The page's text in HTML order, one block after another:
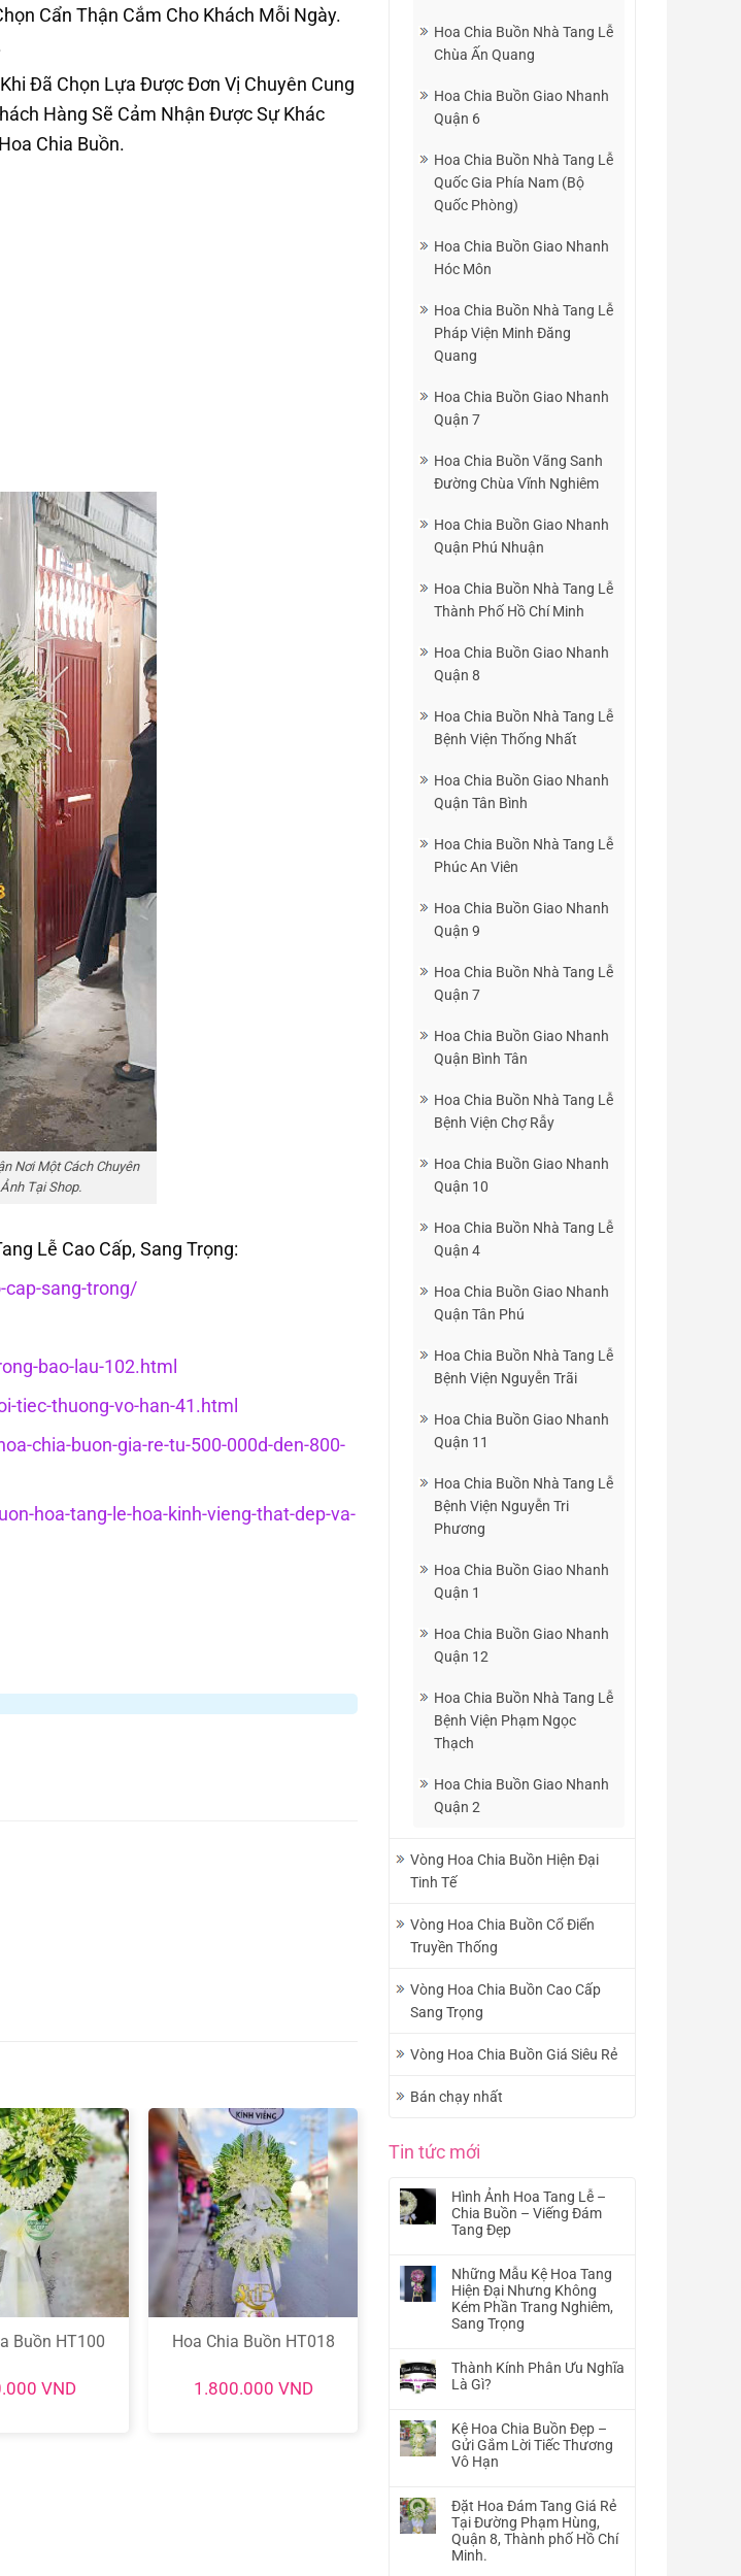
Hoa Chia Buồn Nhà Tang Lễ
Chùa Ấn Quang
Hoa Chia Buồn Giao Nhanh
Quận 6
Hoa Chia Buồn Nhà Tang Lễ
Quốc Gia Phía Nam (Bộ
Quốc Phòng)
Hoa Chia Buồn Giao Nhanh
Hóc Môn
Hoa Chia Buồn Nhà Tang Lễ
Pháp Viện Minh Đăng
Quang
Hoa Chia Buồn Giao Nhanh
Quận 7
Hoa Chia Buồn Vãng Sanh
Đường Chùa Vĩnh Nghiêm
Hoa Chia Buồn Giao Nhanh
Quận Phú Nhuận
Hoa Chia Buồn Nhà Tang Lễ
Thành Phố Hồ Chí Minh
Hoa Chia Buồn Giao Nhanh
Quận 8
Hoa Chia Buồn Nhà Tang Lễ
Bệnh Viện Thống Nhất
Hoa Chia Buồn Giao Nhanh
Quận Tân Bình
Hoa Chia Buồn Nhà Tang Lễ
Phúc An Viên
Hoa Chia Buồn Giao Nhanh
Quận 9
Hoa Chia Buồn Nhà Tang Lễ
Quận 7
Hoa Chia Buồn Giao Nhanh
Quận Bình Tân
Hoa Chia Buồn Nhà Tang Lễ
Bệnh Viện Chợ Rẫy
Hoa Chia Buồn Giao Nhanh
Quận 10
Hoa Chia Buồn Nhà Tang Lễ
Quận 4
Hoa Chia Buồn Giao Nhanh
Quận Tân Phú
Hoa Chia Buồn Nhà Tang Lễ
Bệnh Viện Nguyễn Trãi
Hoa Chia Buồn Giao Nhanh
Quận 11
Hoa Chia Buồn Nhà Tang Lễ
Bệnh Viện Nguyễn Tri
Phương
Hoa Chia Buồn Giao Nhanh
Quận 1
Hoa Chia Buồn Giao Nhanh
Quận 12
Hoa Chia Buồn Nhà Tang Lễ
Bệnh Viện Phạm Ngọc
Thạch
Hoa Chia Buồn Giao Nhanh
Quận 2
Vòng Hoa Chia Buồn Hiện Đại
Tinh Tế
Vòng Hoa Chia Buồn Cổ Điển
Truyền Thống
Vòng Hoa Chia Buồn Cao Cấp
Sang Trọng
Vòng Hoa Chia Buồn Giá Siêu Rẻ
Bán chạy nhất
Tin tức mới
Hình Ảnh Hoa Tang Lễ –
Chia Buồn – Viếng Đám
Tang Đẹp
có
bình
luận
ở
Hình
Hoa
Tang
Chia
Buồn
–
Đám
Tang
Đẹp
Những Mẫu Kệ Hoa Tang
Hiện Đại Nhưng Không
Kém Phần Trang Nghiêm,
Sang Trọng
có
bình
luận
Những
Mẫu
Kệ
Hiện
Đại
Nhưng
Không
Thành Kính Phân Ưu Nghĩa
Là Gì?
có
bình
luận
ở
Kính
Phân
Ưu
Nghĩa
Kệ Hoa Chia Buồn Đẹp –
Gửi Gắm Lời Tiếc Thương
Vô Hạn
có
bình
luận
ở
Kệ
Đặt Hoa Đám Tang Giá Rẻ
Tại Đường Phạm Hùng,
Quận 8, Thành phố Hồ Chí
Minh.
Cẩn Thận Cắm Cho Khách Mỗi Ngày.
Đã Chọn Lựa Được Đơn Vị Chuyên Cung
Hàng Sẽ Cảm Nhận Được Sự Khác
Chia Buồn.
Nơi Một Cách Chuyên
Tại Shop.
Lễ Cao Cấp, Sang Trọng:
cap-sang-trong/
bao-lau-102.html
tiec-thuong-vo-han-41.html
chia-buon-gia-re-tu-500-000d-den-800-
hoa-tang-le-hoa-kinh-vieng-that-dep-va-
Buồn HT100
VND
Hoa Chia Buồn HT018
1.800.000 VND